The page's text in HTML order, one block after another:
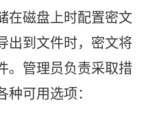
在磁盘上时配置密文
出到文件时，密文将
。管理员负责采取措
可用选项：